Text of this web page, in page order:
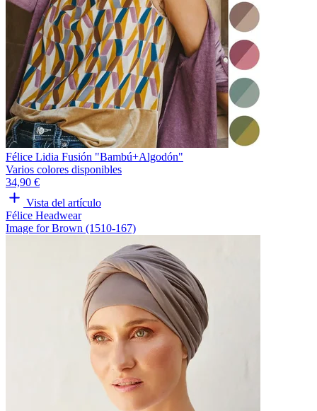
Félice Lidia Fusión "Bambú+Algodón"
Varios colores disponibles
34,90 €
Vista del artículo
Félice Headwear
Image for Brown (1510-167)